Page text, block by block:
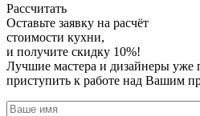
Рассчитать
Оставьте заявку на расчёт
стоимости кухни,
и получите скидку 10%!
Лучшие мастера и дизайнеры уже
приступить к работе над Вашим